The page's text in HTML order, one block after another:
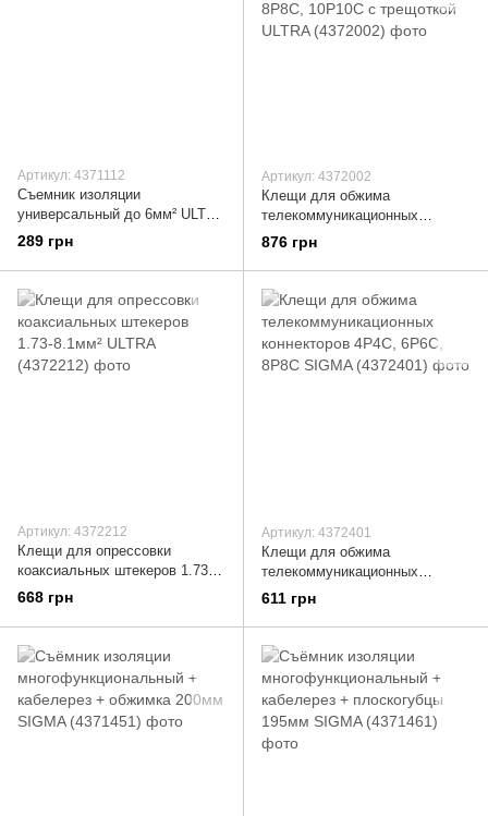
Артикул: 4371112
Съемник изоляции
универсальный до 6мм² ULTRA
(4371112)
289 грн
Артикул: 4372002
Клещи для обжима
телекоммуникационных
коннекторов 4Р4С, 6Р6С,
8Р8С, 10Р10С с трещоткой
ULTRA (4372002)
876 грн
Артикул: 4372212
Клещи для опрессовки
коаксиальных штекеров 1.73-
8.1мм² ULTRA (4372212)
668 грн
Артикул: 4372401
Клещи для обжима
телекоммуникационных
коннекторов 4Р4С, 6Р6С, 8Р8С
SIGMA (4372401)
611 грн